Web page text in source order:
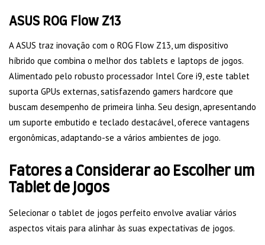
ASUS ROG Flow Z13
A ASUS traz inovação com o ROG Flow Z13, um dispositivo
híbrido que combina o melhor dos tablets e laptops de jogos.
Alimentado pelo robusto processador Intel Core i9, este tablet
suporta GPUs externas, satisfazendo gamers hardcore que
buscam desempenho de primeira linha. Seu design, apresentando
um suporte embutido e teclado destacável, oferece vantagens
ergonômicas, adaptando-se a vários ambientes de jogo.
Fatores a Considerar ao Escolher um
Tablet de Jogos
Selecionar o tablet de jogos perfeito envolve avaliar vários
aspectos vitais para alinhar às suas expectativas de jogos.